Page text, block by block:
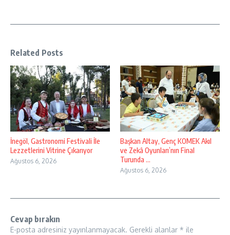
Related Posts
İnegöl, Gastronomi Festivali İle
Lezzetlerini Vitrine Çıkarıyor
Ağustos 6, 2026
Başkan Altay, Genç KOMEK Akıl
ve Zekâ Oyunları’nın Final
Turunda ...
Ağustos 6, 2026
Cevap bırakın
E-posta adresiniz yayınlanmayacak. Gerekli alanlar * ile